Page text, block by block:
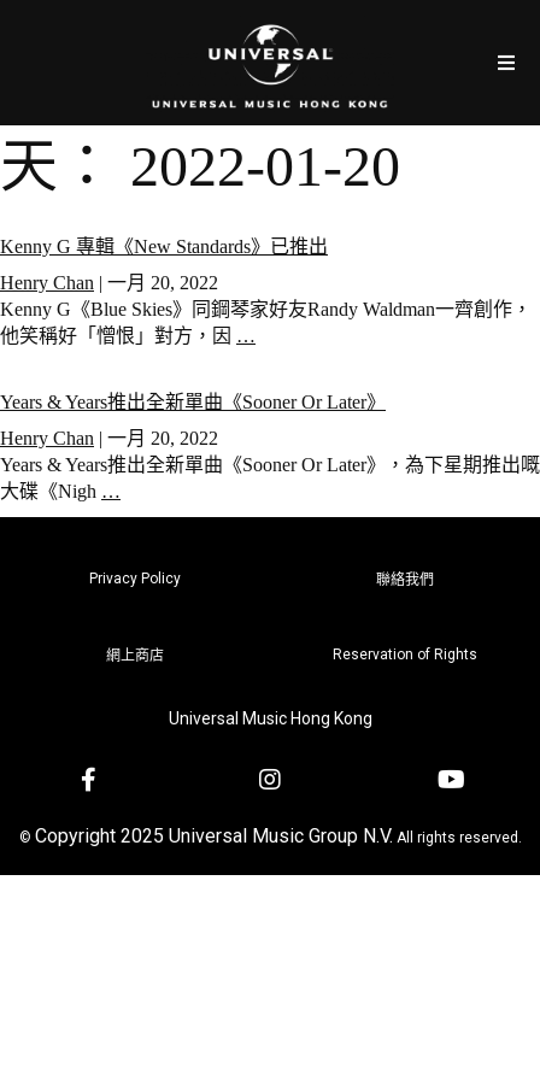
天： 2022-01-20
Kenny G 專輯《New Standards》已推出
Henry Chan | 一月 20, 2022
Kenny G《Blue Skies》同鋼琴家好友Randy Waldman一齊創作，
他笑稱好「憎恨」對方，因 …
Years & Years推出全新單曲《Sooner Or Later》
Henry Chan | 一月 20, 2022
Years & Years推出全新單曲《Sooner Or Later》，為下星期推出嘅
大碟《Nigh …
Privacy Policy 聯絡我們
網上商店 Reservation of Rights
Universal Music Hong Kong
© Copyright 2025 Universal Music Group N.V. All rights reserved.